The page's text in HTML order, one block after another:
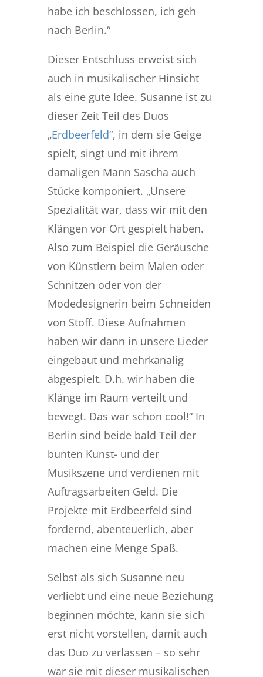
habe ich beschlossen, ich geh
nach Berlin.“
Dieser Entschluss erweist sich
auch in musikalischer Hinsicht
als eine gute Idee. Susanne ist zu
dieser Zeit Teil des Duos
„Erdbeerfeld“, in dem sie Geige
spielt, singt und mit ihrem
damaligen Mann Sascha auch
Stücke komponiert. „Unsere
Spezialität war, dass wir mit den
Klängen vor Ort gespielt haben.
Also zum Beispiel die Geräusche
von Künstlern beim Malen oder
Schnitzen oder von der
Modedesignerin beim Schneiden
von Stoff. Diese Aufnahmen
haben wir dann in unsere Lieder
eingebaut und mehrkanalig
abgespielt. D.h. wir haben die
Klänge im Raum verteilt und
bewegt. Das war schon cool!“ In
Berlin sind beide bald Teil der
bunten Kunst- und der
Musikszene und verdienen mit
Auftragsarbeiten Geld. Die
Projekte mit Erdbeerfeld sind
fordernd, abenteuerlich, aber
machen eine Menge Spaß.
Selbst als sich Susanne neu
verliebt und eine neue Beziehung
beginnen möchte, kann sie sich
erst nicht vorstellen, damit auch
das Duo zu verlassen – so sehr
war sie mit dieser musikalischen